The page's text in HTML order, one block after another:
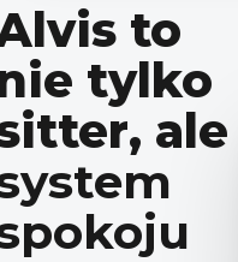
to
tylko
ale